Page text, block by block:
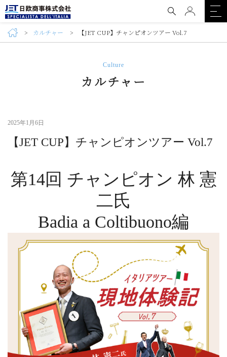
カルチャー 【JET CUP】チャンピオンツアー Vol.7
Culture
カルチャー
2025年1月6日
【JET CUP】チャンピオンツアー Vol.7
第14回 チャンピオン 林 憲
二氏
Badia a Coltibuono編